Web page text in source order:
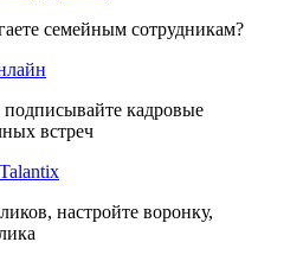
семейным сотрудникам?
кадровые
встреч
настройте воронку,